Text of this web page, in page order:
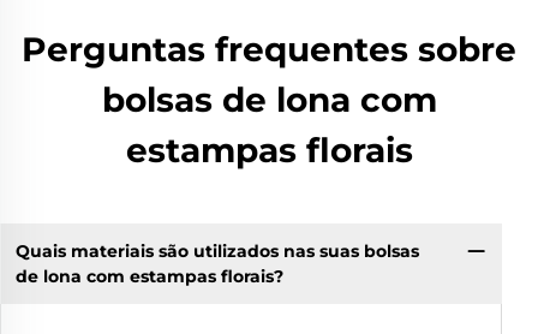
Perguntas frequentes sobre
bolsas de lona com
estampas florais
Quais materiais são utilizados nas suas bolsas
de lona com estampas florais?